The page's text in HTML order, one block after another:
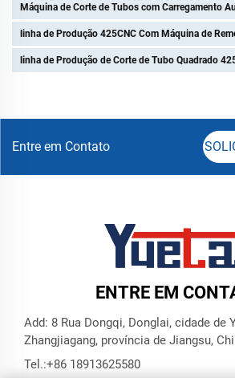
Máquina de Corte de Tubos com Carregamento
linha de Produção 425CNC Com Máquina de
linha de Produção de Corte de Tubo Quadrado
Entre em Contato
ENTRE EM
Add: 8 Rua Dongqi, Donglai, cidade de
Zhangjiagang, província de Jiangsu,
Tel.:+86 18913625580